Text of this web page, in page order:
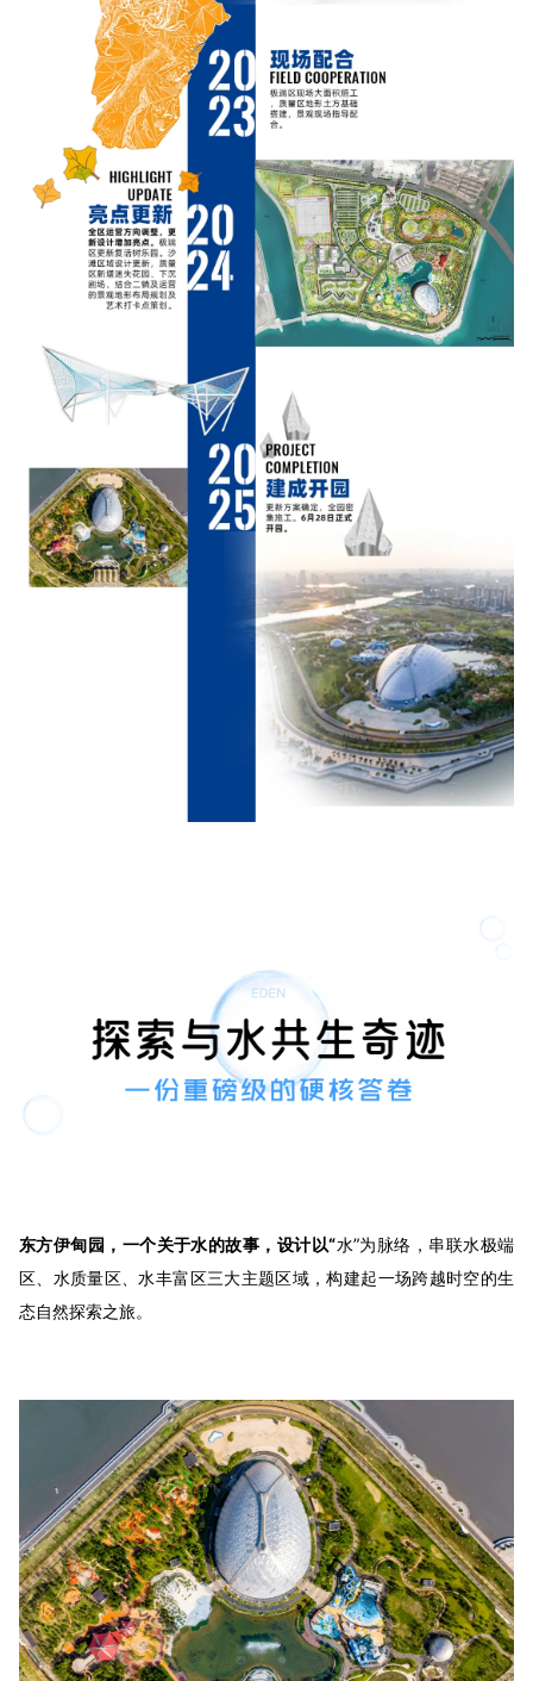
东方伊甸园，一个关于水的故事，设计以“水”为脉络，串联水极端
区、水质量区、水丰富区三大主题区域，构建起一场跨越时空的生
态自然探索之旅。